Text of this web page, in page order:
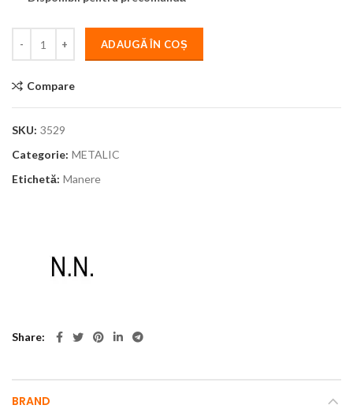
ADAUGĂ ÎN COȘ
Compare
SKU: 3529
Categorie: METALIC
Etichetă: Manere
Share
BRAND